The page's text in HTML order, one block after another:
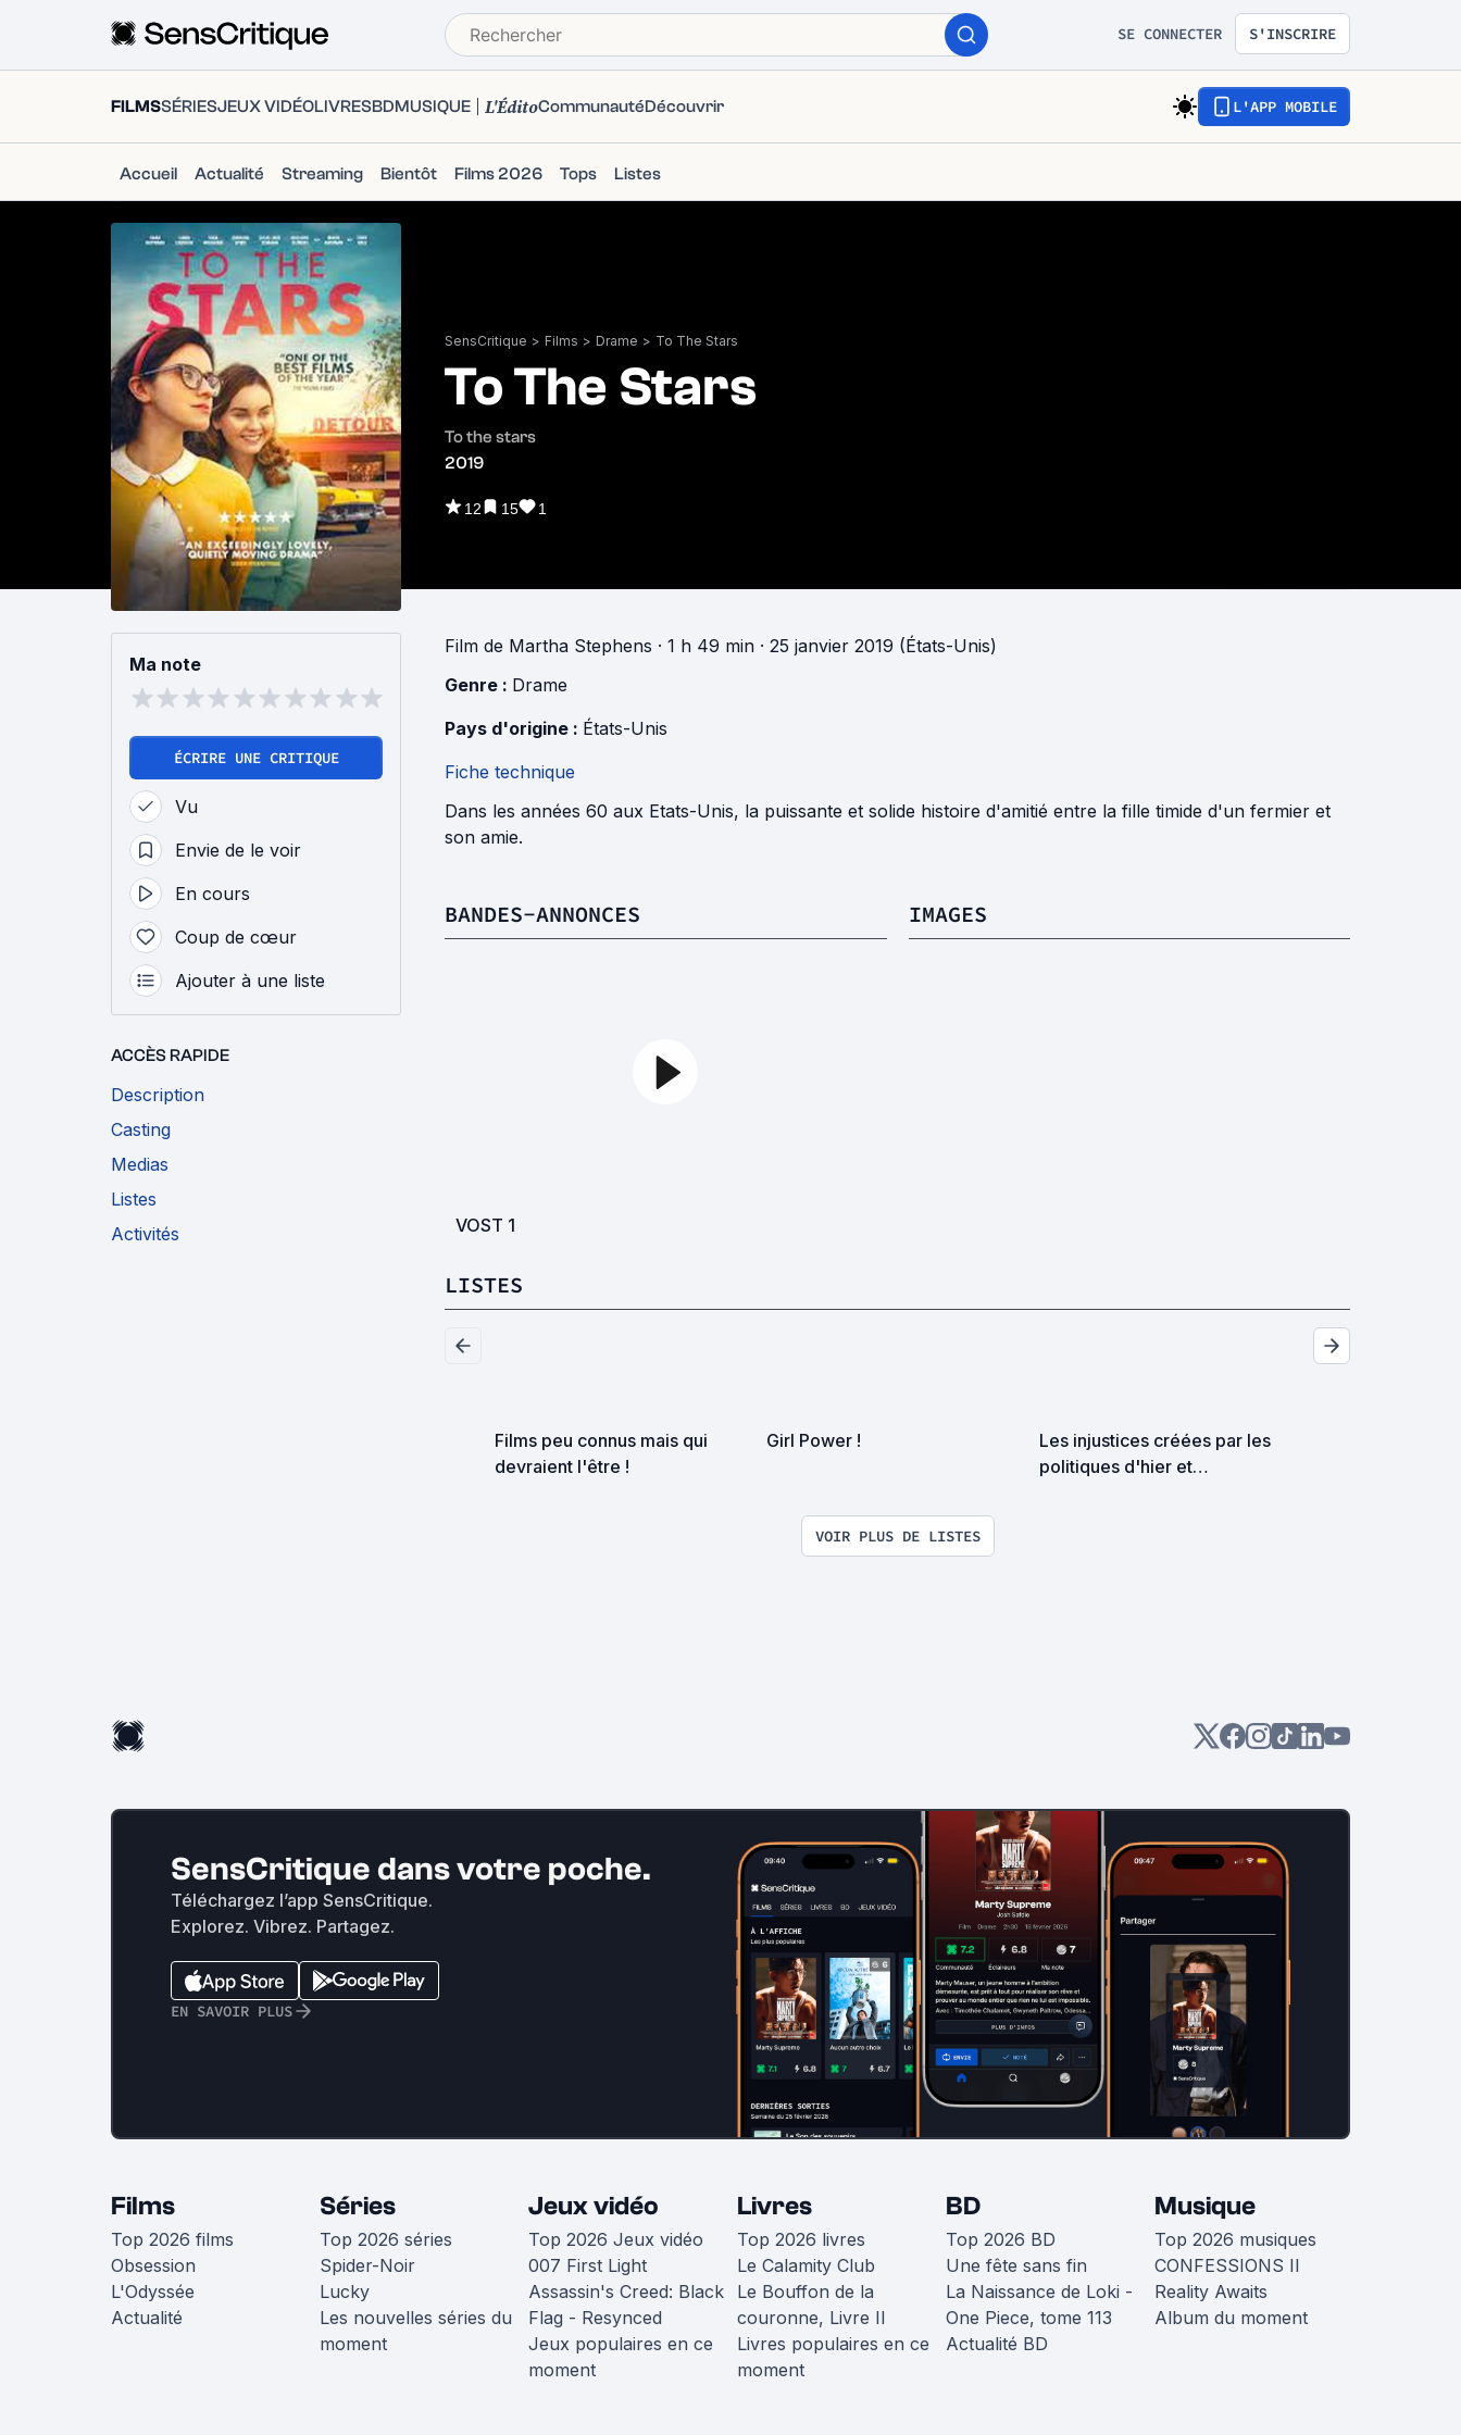
SE CONNECTER S'INSCRIRE
FILMSSÉRIESJEUX VIDÉOLIVRESBDMUSIQUE L'ÉditoCommunautéDécouvrir L'APP MOBILE
Accueil Actualité Streaming Bientôt Films 2026 Tops Listes
SensCritique > Films > Drame > To The Stars
To The Stars
To the stars
2019
12 15 1
Ma note
ÉCRIRE UNE CRITIQUE
Vu
Envie de le voir
En cours
Coup de cœur
Ajouter à une liste
ACCÈS RAPIDE
Description
Casting
Medias
Listes
Activités
Film de Martha Stephens · 1 h 49 min · 25 janvier 2019 (États-Unis)
Genre : Drame
Pays d'origine : États-Unis
Fiche technique
Dans les années 60 aux Etats-Unis, la puissante et solide histoire d'amitié entre la fille timide d'un fermier et
son amie.
BANDES-ANNONCES
VOST 1
IMAGES
LISTES
Films peu connus mais qui
devraient l'être !
Girl Power !
Les injustices créées par les
politiques d'hier et
VOIR PLUS DE LISTES
SensCritique dans votre poche.
Téléchargez l’app SensCritique.
Explorez. Vibrez. Partagez.
EN SAVOIR PLUS
Films
Top 2026 films
Obsession
L'Odyssée
Actualité
Séries
Top 2026 séries
Spider-Noir
Lucky
Les nouvelles séries du
moment
Jeux vidéo
Top 2026 Jeux vidéo
007 First Light
Assassin's Creed: Black
Flag - Resynced
Jeux populaires en ce
moment
Livres
Top 2026 livres
Le Calamity Club
Le Bouffon de la
couronne, Livre II
Livres populaires en ce
moment
BD
Top 2026 BD
Une fête sans fin
La Naissance de Loki -
One Piece, tome 113
Actualité BD
Musique
Top 2026 musiques
CONFESSIONS II
Reality Awaits
Album du moment